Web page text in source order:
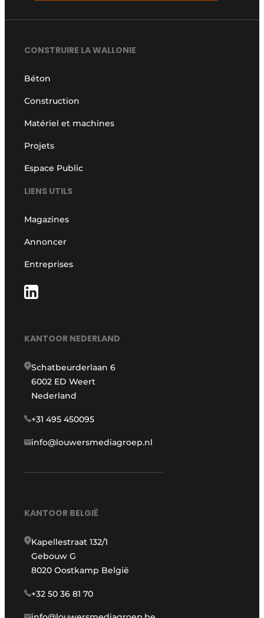
CONSTRUIRE LA WALLONIE
Béton
Construction
Matériel et machines
Projets
Espace Public
LIENS UTILS
Magazines
Annoncer
Entreprises
KANTOOR NEDERLAND
Schatbeurderlaan 6
6002 ED Weert
Nederland
+31 495 450095
info@louwersmediagroep.nl
KANTOOR BELGIË
Kapellestraat 132/1
Gebouw G
8020 Oostkamp België
+32 50 36 81 70